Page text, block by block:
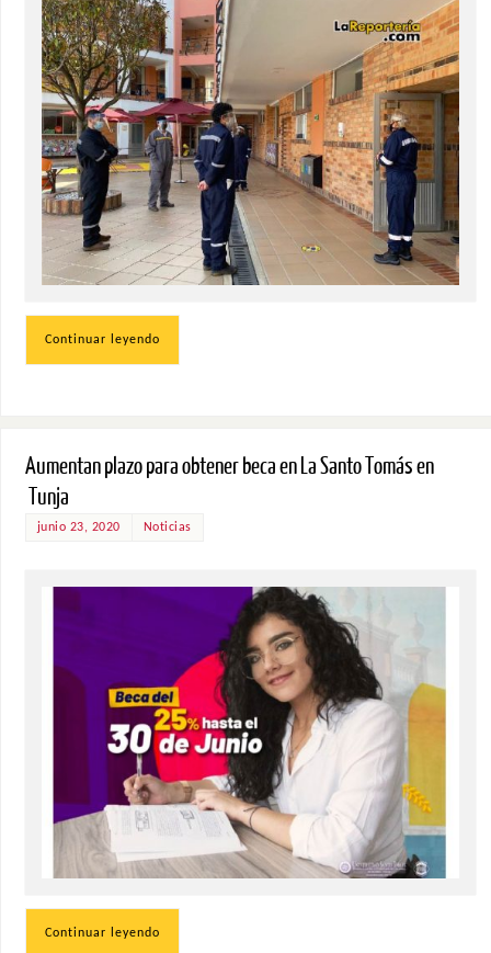
Continuar leyendo
Aumentan plazo para obtener beca en La Santo Tomás en
Tunja
junio 23, 2020 Noticias
Continuar leyendo